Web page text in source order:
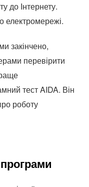
до Інтернету.
електромережі.
закінчено,
перевірити
тест AIDA. Він
роботу